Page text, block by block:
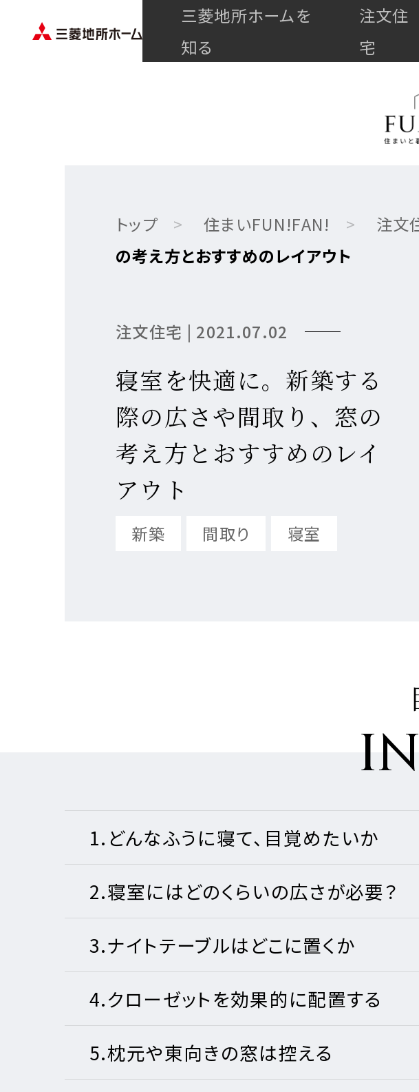
三菱地所ホームを
知る
MISSION
三菱地所ホームの全館空調
注文住
宅
建築実例紹介
注文住宅の保証制度・サポー
建築実例紹介
建築実例紹介
トップ 住まいFUN!FAN! 注文
の考え方とおすすめのレイアウト
注文住宅 | 2021.07.02
寝室を快適に。新築する
際の広さや間取り、窓の
考え方とおすすめのレイ
アウト
新築 間取り 寝室
1.どんなふうに寝て、目覚めたいか
2.寝室にはどのくらいの広さが必要？
3.ナイトテーブルはどこに置くか
4.クローゼットを効果的に配置する
5.枕元や東向きの窓は控える